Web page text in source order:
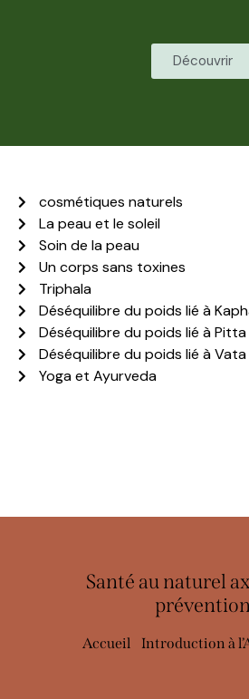
Découvrir
cosmétiques naturels
La peau et le soleil
Soin de la peau
Un corps sans toxines
Triphala
Déséquilibre du poids lié à
Déséquilibre du poids lié à Pitta
Déséquilibre du poids lié à Vata
Yoga et Ayurveda
Santé au naturel
Accueil Introduction à